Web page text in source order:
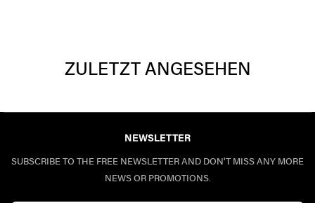
ZULETZT ANGESEHEN
NEWSLETTER
SUBSCRIBE TO THE FREE NEWSLETTER AND DON'T MISS ANY MORE
NEWS OR PROMOTIONS.